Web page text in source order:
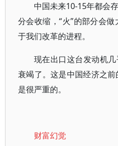
中国未来10-15年都会
分会收缩，“火”的部分会
于我们改革的进程。
现在出口这台发动机
衰竭了。这是中国经济之
是很严重的。
财富幻觉